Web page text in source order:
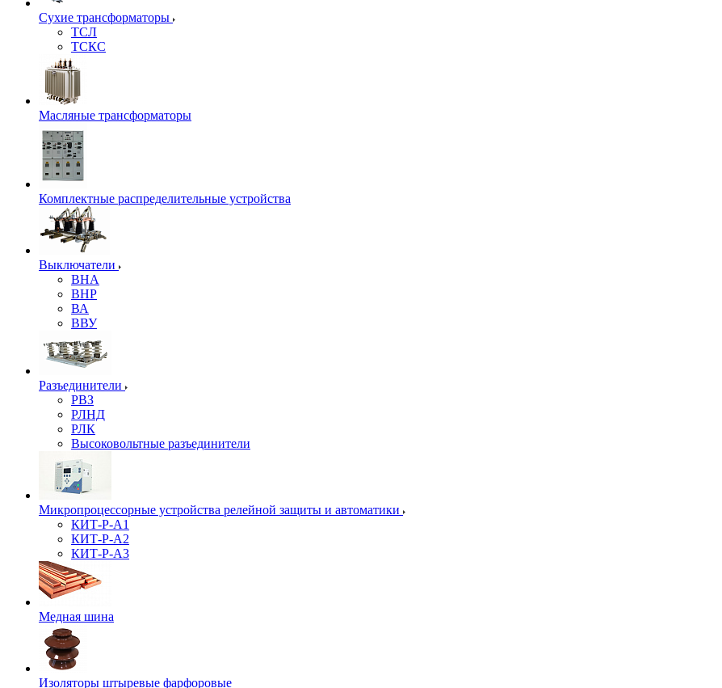
Сухие трансформаторы
ТСЛ
ТСКС
Масляные трансформаторы
Комплектные распределительные устройства
Выключатели
ВНА
ВНР
ВА
ВВУ
Разъединители
РВЗ
РЛНД
РЛК
Высоковольтные разъединители
Микропроцессорные устройства релейной защиты и автоматики
КИТ-Р-А1
КИТ-Р-А2
КИТ-Р-А3
Медная шина
Изоляторы штыревые фарфоровые